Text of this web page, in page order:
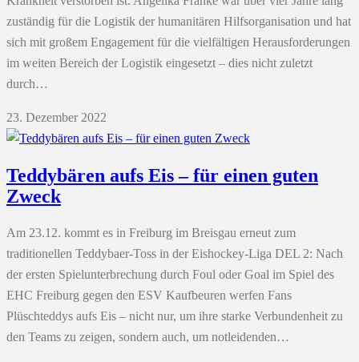
zuständig für die Logistik der humanitären Hilfsorganisation und hat
sich mit großem Engagement für die vielfältigen Herausforderungen
im weiten Bereich der Logistik eingesetzt – dies nicht zuletzt
durch…
23. Dezember 2022
Teddybären aufs Eis – für einen guten
Zweck
Am 23.12. kommt es in Freiburg im Breisgau erneut zum
traditionellen Teddybaer-Toss in der Eishockey-Liga DEL 2: Nach
der ersten Spielunterbrechung durch Foul oder Goal im Spiel des
EHC Freiburg gegen den ESV Kaufbeuren werfen Fans
Plüschteddys aufs Eis – nicht nur, um ihre starke Verbundenheit zu
den Teams zu zeigen, sondern auch, um notleidenden…